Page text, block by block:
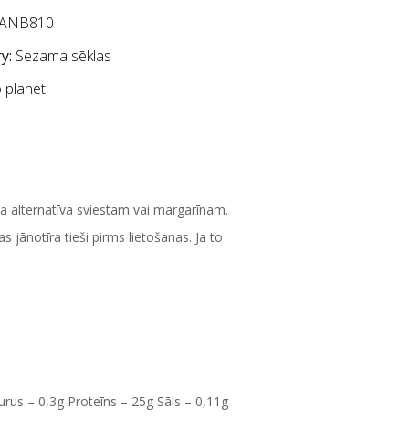
Sezama sēklas
planet
alternatīva sviestam vai margarīnam.
jānotīra tieši pirms lietošanas. Ja to
– 0,3g Proteīns – 25g Sāls – 0,11g